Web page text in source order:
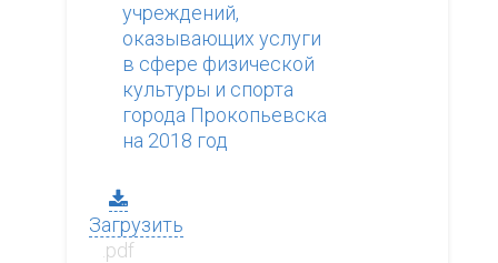
учреждений,
оказывающих услуги
в сфере физической
культуры и спорта
города Прокопьевска
на 2018 год
Загрузить
.pdf